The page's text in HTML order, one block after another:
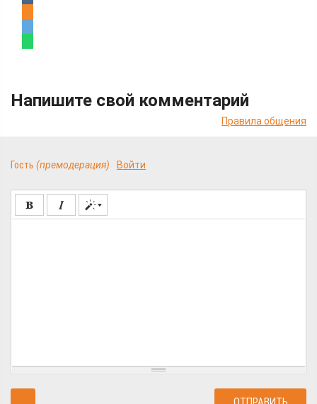
Напишите свой комментарий
Правила общения
Гость (премодерация) Войти